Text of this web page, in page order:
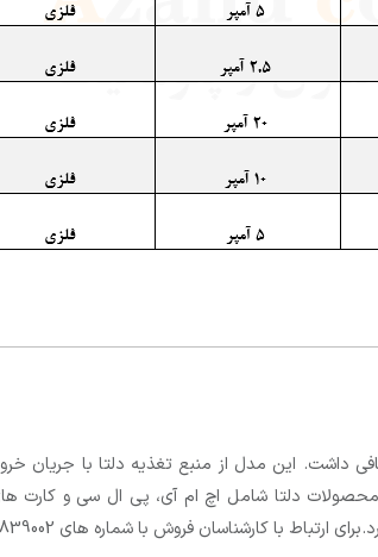
دلتا شامل اچ ام آی، پی ال سی و کارت
با شماره های 02188839002 و 09124744857 تماس بگیرید.